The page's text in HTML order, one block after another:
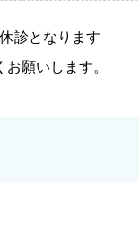
休診となります
願いします。